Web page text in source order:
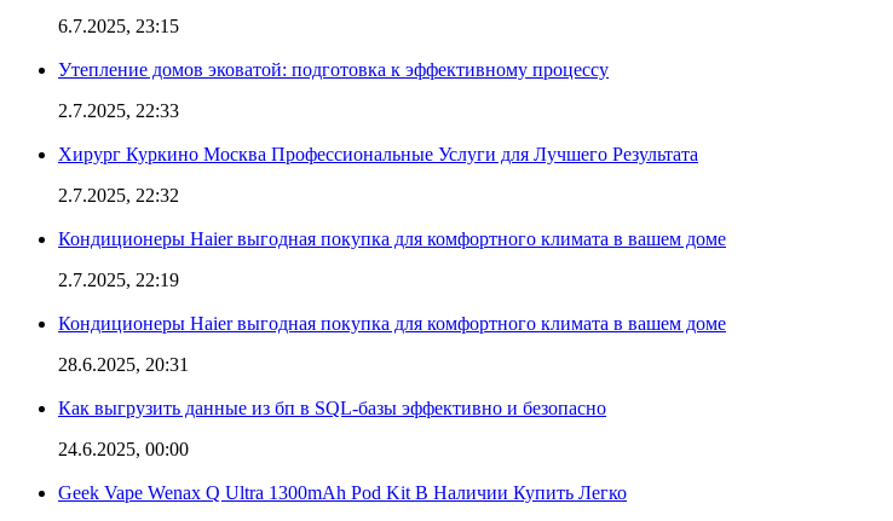
6.7.2025, 23:15
Утепление домов эковатой: подготовка к эффективному процессу
2.7.2025, 22:33
Хирург Куркино Москва Профессиональные Услуги для Лучшего Результата
2.7.2025, 22:32
Кондиционеры Haier выгодная покупка для комфортного климата в вашем доме
2.7.2025, 22:19
Кондиционеры Haier выгодная покупка для комфортного климата в вашем доме
28.6.2025, 20:31
Как выгрузить данные из бп в SQL-базы эффективно и безопасно
24.6.2025, 00:00
Geek Vape Wenax Q Ultra 1300mAh Pod Kit В Наличии Купить Легко